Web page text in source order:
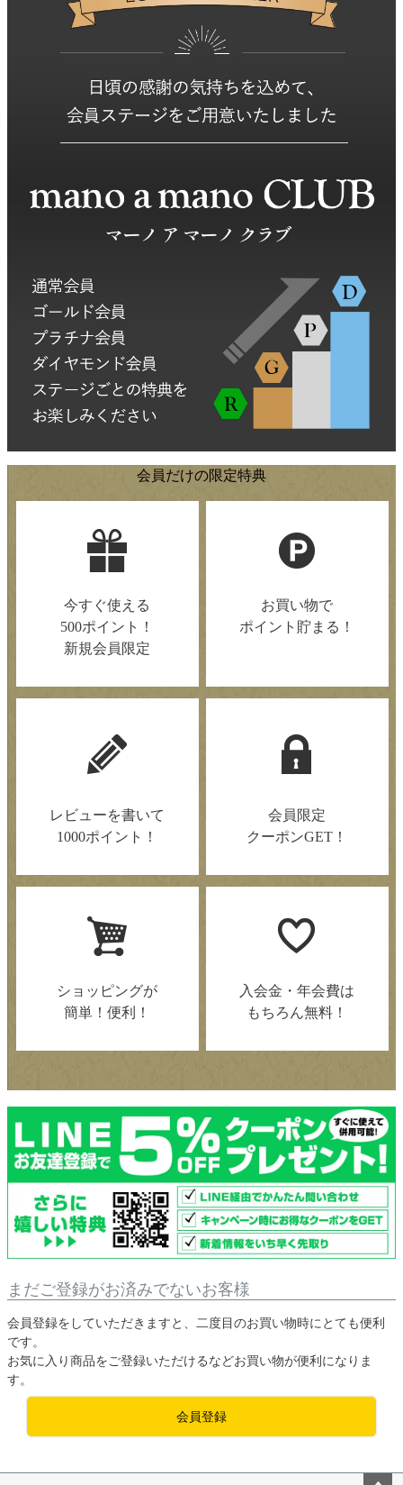
会員だけの限定特典
今すぐ使える
500ポイント！
新規会員限定
お買い物で
ポイント貯まる！
レビューを書いて
1000ポイント！
会員限定
クーポンGET！
ショッピングが
簡単！便利！
入会金・年会費は
もちろん無料！
まだご登録がお済みでないお客様
会員登録をしていただきますと、二度目のお買い物時にとても便利
です。
お気に入り商品をご登録いただけるなどお買い物が便利になりま
す。
会員登録